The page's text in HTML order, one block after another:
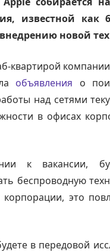
известной как
новой
квартирой
объявления о
над сетями
в офисах
к вакансии,
беспроводную
это
в передовой